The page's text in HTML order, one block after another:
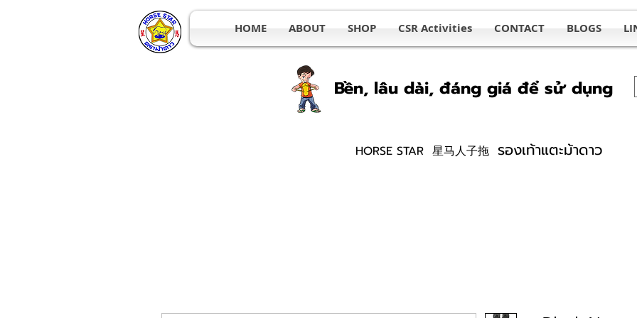
HOME ABOUT SHOP CSR Activities CONTACT BLOGS
Bền, lâu dài, đáng giá để sử dụng
HORSE STAR 星马人子拖 รองเท้าแตะม้าดาว